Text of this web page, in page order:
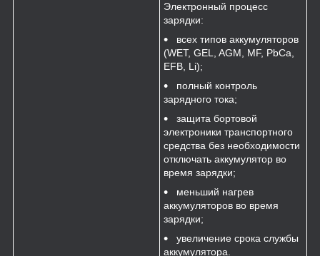
Электронный процесс
зарядки:
всех типов аккумуляторов
(WET, GEL, AGM, MF, PbCa,
EFB, Li);
полный контроль
зарядного тока;
защита бортовой
электроники транспортного
средства без необходимости
отключать аккумулятор во
время зарядки;
меньший нагрев
аккумуляторов во время
зарядки;
увеличение срока службы
аккумулятора.